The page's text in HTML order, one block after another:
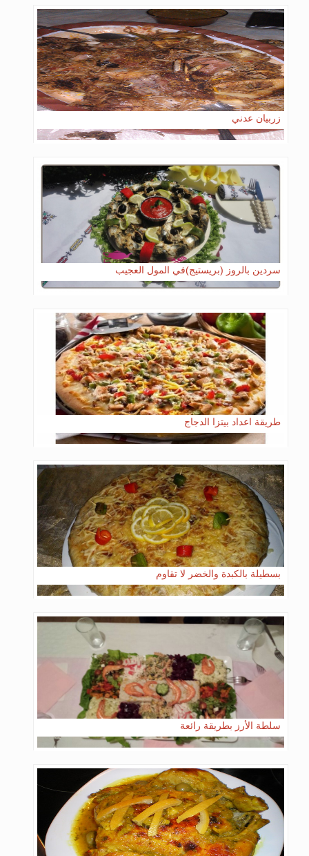
زربيان عدني
سردين بالروز (بريستيج)في المول العجيب
طريقة اعداد بيتزا الدجاج
بسطيلة بالكبدة والخضر لا تقاوم
سلطة الأرز بطريقة رائعة